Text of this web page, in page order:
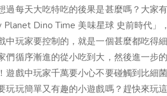
過每天大吃特吃的後果是甚麼嗎？大家
Planet Dino Time 美味星球 史前時代
中玩家要控制的，就是一個甚麼都吃得
們循序漸進的從小吃到大，然後進一步
遊戲中玩家千萬要小心不要碰觸到比細
玩玩簡單又有趣的小遊戲嗎？趕快來玩